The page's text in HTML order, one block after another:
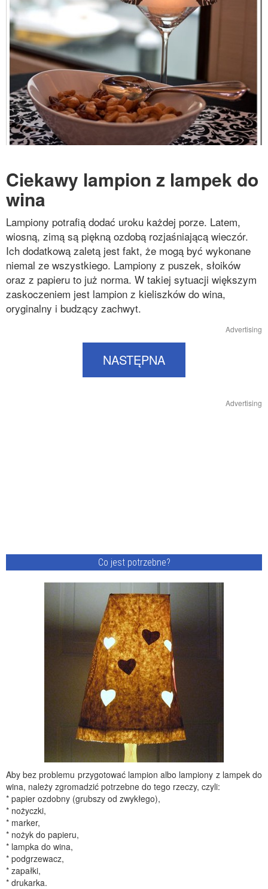
Ciekawy lampion z lampek do
wina
Lampiony potrafią dodać uroku każdej porze. Latem,
wiosną, zimą są piękną ozdobą rozjaśniającą wieczór.
Ich dodatkową zaletą jest fakt, że mogą być wykonane
niemal ze wszystkiego. Lampiony z puszek, słoików
oraz z papieru to już norma. W takiej sytuacji większym
zaskoczeniem jest lampion z kieliszków do wina,
oryginalny i budzący zachwyt.
Advertising
NASTĘPNA
Advertising
Co jest potrzebne?
Aby bez problemu przygotować lampion albo lampiony z lampek do
wina, należy zgromadzić potrzebne do tego rzeczy, czyli:
* papier ozdobny (grubszy od zwykłego),
* nożyczki,
* marker,
* nożyk do papieru,
* lampka do wina,
* podgrzewacz,
* zapałki,
* drukarka.